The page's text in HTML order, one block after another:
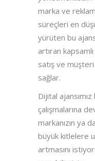
marka ve reklam
süreçleri en
yürüten bu
artıran
satış ve müşteri
sağlar.
Dijital
çalışmalarına
markanızın ya
büyük kitlelere
artmasını